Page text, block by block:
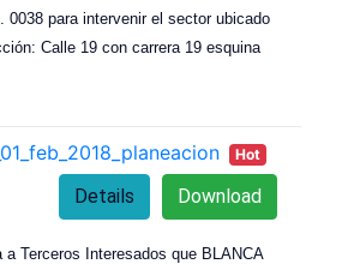
0038 para intervenir el sector ubicado
Calle 19 con carrera 19 esquina
Hot
Download
Details
a Terceros Interesados que BLANCA